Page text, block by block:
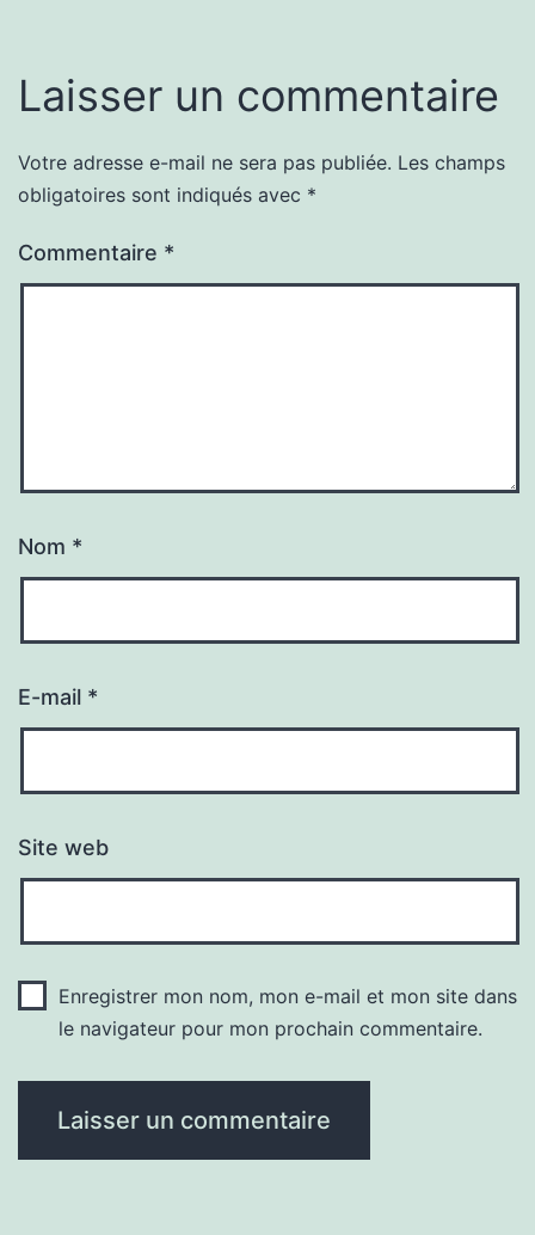
Laisser un commentaire
Votre adresse e-mail ne sera pas publiée. Les champs
obligatoires sont indiqués avec *
Commentaire *
Nom *
E-mail *
Site web
Enregistrer mon nom, mon e-mail et mon site dans
le navigateur pour mon prochain commentaire.